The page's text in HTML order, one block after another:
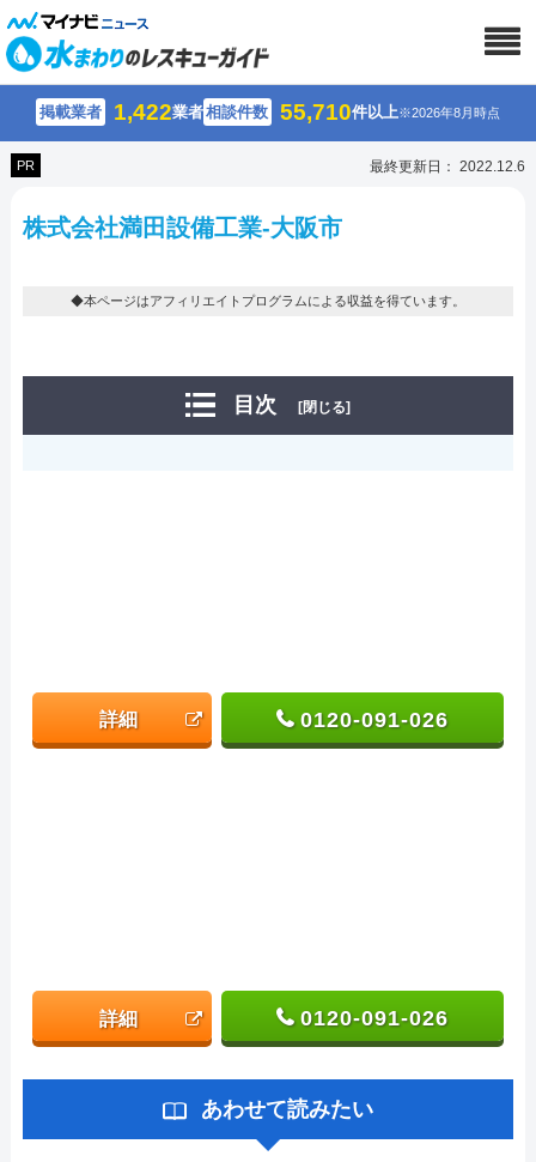
掲載業者 1,422業者相談件数 55,710件以上※2026年8月時点
PR 最終更新日： 2022.12.6
株式会社満田設備工業-大阪市
◆本ページはアフィリエイトプログラムによる収益を得ています。
目次 [閉じる]
詳細 0120-091-026
詳細 0120-091-026
あわせて読みたい